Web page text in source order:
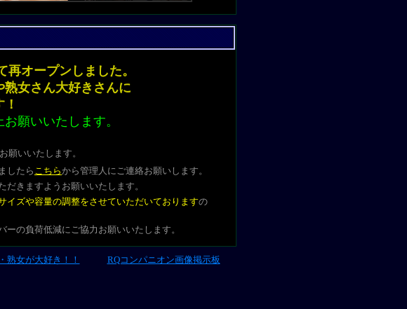
て再オープンしました。
女さん大好きさんに
願いいたします。
願いいたします。
したら こちらから管理人にご連絡お願いします。
だきますようお願いいたします。
イズや容量の調整をさせていただいておりますの
の負荷低減にご協力お願いいたします。
熟女が大好き！！ RQコンパニオン画像掲示板